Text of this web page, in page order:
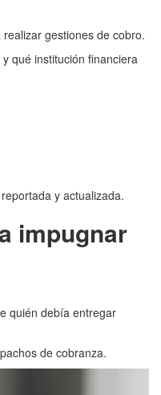
gestiones de cobro.
qué institución financiera
y actualizada.
impugnar
quién debía entregar
de cobranza.